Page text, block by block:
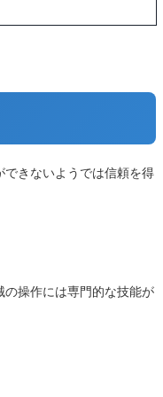
きないようでは信頼を得
操作には専門的な技能が